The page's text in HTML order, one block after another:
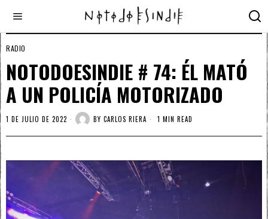
RADIO
NOTODOESINDIE # 74: ÉL MATÓ
A UN POLICÍA MOTORIZADO
1 DE JULIO DE 2022 BY CARLOS RIERA 1 MIN READ